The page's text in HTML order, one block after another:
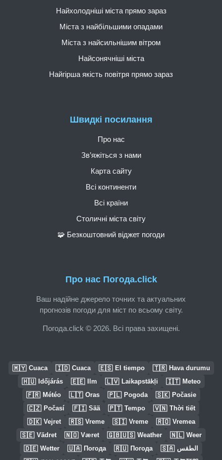
Про нас Погода.click
Ваш надійне джерело точних та актуальних
прогнозів погоди для міст по всьому світу.
Погода.click © 2026. Всі права захищені.
Швидкі посилання
Про нас
Зв’яжіться з нами
Карта сайту
Всі континенти
Всі країни
Столичні міста світу
🧩 Безкоштовний віджет погоди
Найхолодніші міста прямо зараз
Міста з найбільшими опадами
Міста з найсильнішим вітром
Найсонячніші міста
Найгірша якість повітря прямо зараз
🇲🇾 Cuaca 🇮🇩 Cuaca 🇪🇸 El tiempo 🇹🇷 Hava durumu
🇭🇺 Időjárás 🇪🇪 Ilm 🇱🇻 Laikapstākļi 🇮🇹 Meteo
🇫🇷 Météo 🇱🇹 Oras 🇵🇱 Pogoda 🇸🇰 Počasie
🇨🇿 Počasí 🇫🇮 Sää 🇵🇹 Tempo 🇻🇳 Thời tiết
🇩🇰 Vejret 🇷🇸 Vreme 🇸🇮 Vreme 🇷🇴 Vremea
🇸🇪 Vädret 🇳🇴 Været 🇬🇧🇺🇸 Weather 🇳🇱 Weer
🇩🇪 Wetter 🇺🇦 Погода 🇷🇺 Погода 🇸🇦 الطقس